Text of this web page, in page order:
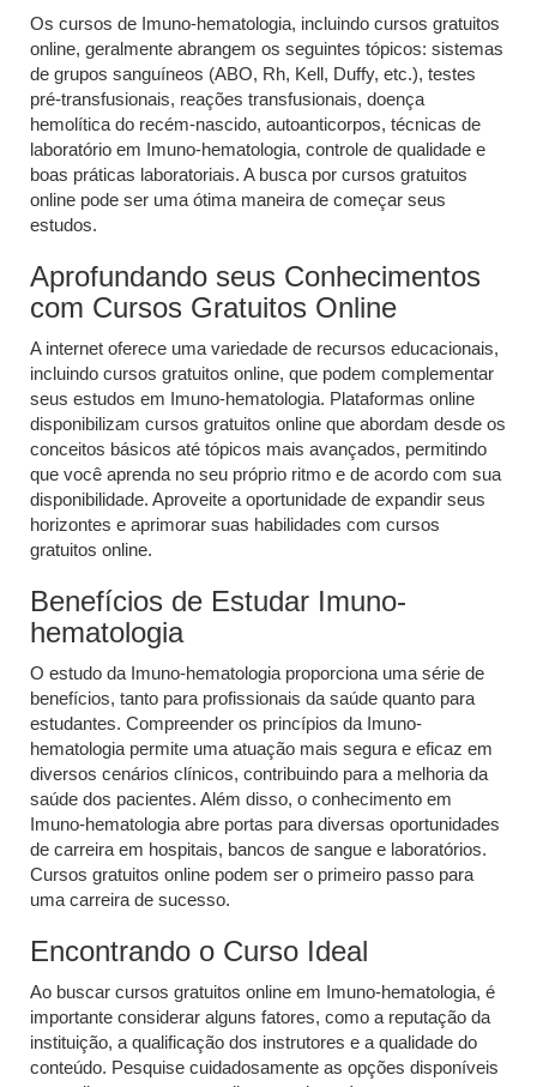
Os cursos de Imuno-hematologia, incluindo cursos gratuitos
online, geralmente abrangem os seguintes tópicos: sistemas
de grupos sanguíneos (ABO, Rh, Kell, Duffy, etc.), testes
pré-transfusionais, reações transfusionais, doença
hemolítica do recém-nascido, autoanticorpos, técnicas de
laboratório em Imuno-hematologia, controle de qualidade e
boas práticas laboratoriais. A busca por cursos gratuitos
online pode ser uma ótima maneira de começar seus
estudos.
Aprofundando seus Conhecimentos
com Cursos Gratuitos Online
A internet oferece uma variedade de recursos educacionais,
incluindo cursos gratuitos online, que podem complementar
seus estudos em Imuno-hematologia. Plataformas online
disponibilizam cursos gratuitos online que abordam desde os
conceitos básicos até tópicos mais avançados, permitindo
que você aprenda no seu próprio ritmo e de acordo com sua
disponibilidade. Aproveite a oportunidade de expandir seus
horizontes e aprimorar suas habilidades com cursos
gratuitos online.
Benefícios de Estudar Imuno-
hematologia
O estudo da Imuno-hematologia proporciona uma série de
benefícios, tanto para profissionais da saúde quanto para
estudantes. Compreender os princípios da Imuno-
hematologia permite uma atuação mais segura e eficaz em
diversos cenários clínicos, contribuindo para a melhoria da
saúde dos pacientes. Além disso, o conhecimento em
Imuno-hematologia abre portas para diversas oportunidades
de carreira em hospitais, bancos de sangue e laboratórios.
Cursos gratuitos online podem ser o primeiro passo para
uma carreira de sucesso.
Encontrando o Curso Ideal
Ao buscar cursos gratuitos online em Imuno-hematologia, é
importante considerar alguns fatores, como a reputação da
instituição, a qualificação dos instrutores e a qualidade do
conteúdo. Pesquise cuidadosamente as opções disponíveis